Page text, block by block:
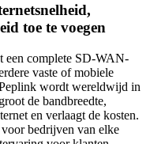
toe te voegen
een complete SD-WAN-
vaste of mobiele
wordt wereldwijd in
de bandbreedte,
en verlaagt de kosten.
bedrijven van elke